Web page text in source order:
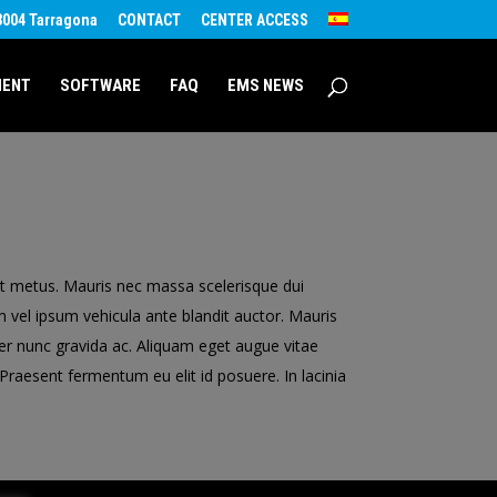
Tarragona CONTACT CENTER ACCESS
SOFTWARE FAQ EMS NEWS
Mauris nec massa scelerisque dui
ipsum vehicula ante blandit auctor. Mauris
nunc gravida ac. Aliquam eget augue vitae
fermentum eu elit id posuere. In lacinia